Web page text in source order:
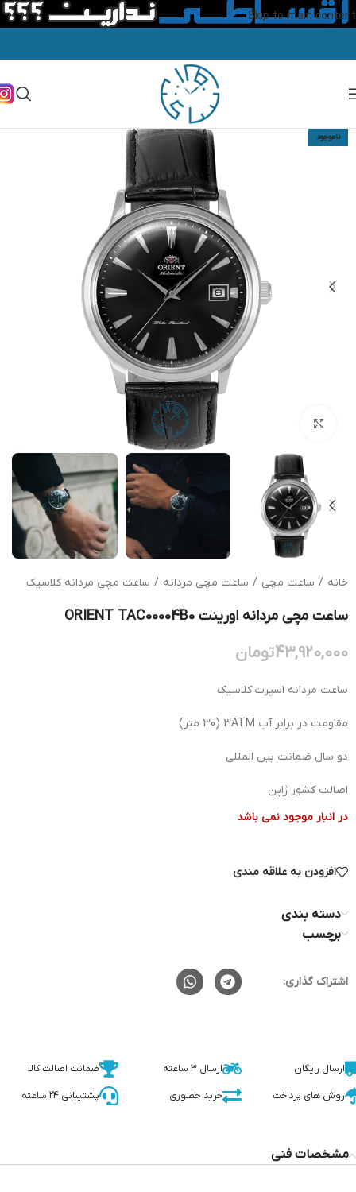
Skip to main content
ناموجود
خانه / ساعت مچی / ساعت مچی مردانه / ساعت مچی مردانه کلاسیک
ساعت مچی مردانه اورینت ORIENT TAC00004B0
43,920,000تومان
ساعت مردانه اسپرت کلاسیک
مقاومت در برابر آب 3ATM (30 متر)
دو سال ضمانت بین المللی
اصالت کشور ژاپن
در انبار موجود نمی باشد
افزودن به علاقه مندی
دسته بندی
برچسب
اشتراک گذاری:
ارسال رایگان ارسال 3 ساعته ضمانت اصالت کالا
روش های پرداخت خرید حضوری پشتیبانی 24 ساعته
مشخصات فنی